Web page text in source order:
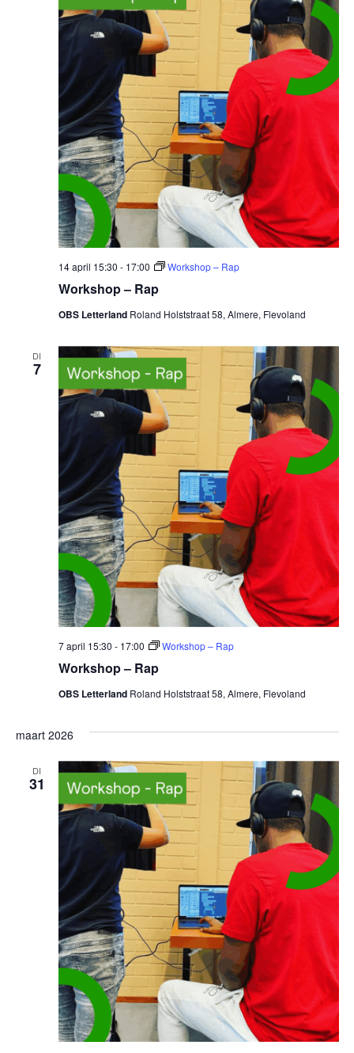
Workshop – Rap
14 april 15:30 - 17:00 Workshop – Rap
OBS Letterland Roland Holststraat 58, Almere, Flevoland
DI
7
Workshop – Rap
7 april 15:30 - 17:00 Workshop – Rap
OBS Letterland Roland Holststraat 58, Almere, Flevoland
maart 2026
DI
31